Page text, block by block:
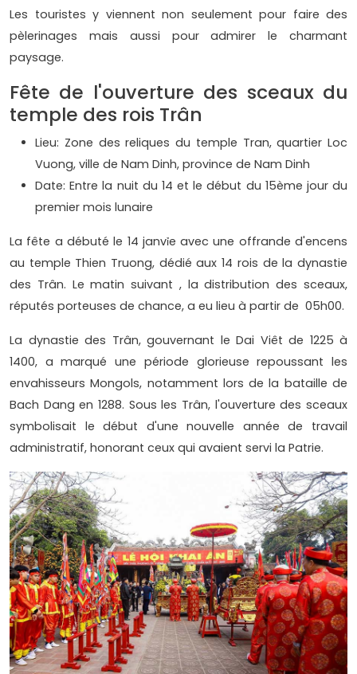
Les touristes y viennent non seulement pour faire des
pèlerinages mais aussi pour admirer le charmant
paysage.
Fête de l'ouverture des sceaux du
temple des rois Trân
Lieu: Zone des reliques du temple Tran, quartier Loc
Vuong, ville de Nam Dinh, province de Nam Dinh
Date: Entre la nuit du 14 et le début du 15ème jour du
premier mois lunaire
La fête a débuté le 14 janvỉe avec une offrande d'encens
au temple Thien Truong, dédié aux 14 rois de la dynastie
des Trân. Le matin suivant , la distribution des sceaux,
réputés porteuses de chance, a eu lieu à partir de 05h00.
La dynastie des Trân, gouvernant le Dai Viêt de 1225 à
1400, a marqué une période glorieuse repoussant les
envahisseurs Mongols, notamment lors de la bataille de
Bach Dang en 1288. Sous les Trân, l'ouverture des sceaux
symbolisait le début d'une nouvelle année de travail
administratif, honorant ceux qui avaient servi la Patrie.